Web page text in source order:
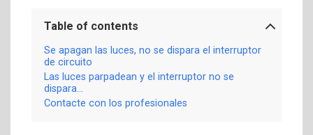
Table of contents
Se apagan las luces, no se dispara el interruptor
de circuito
Las luces parpadean y el interruptor no se
dispara…
Contacte con los profesionales